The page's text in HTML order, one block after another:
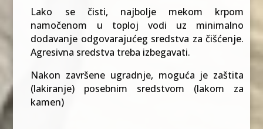
Lako se čisti, najbolje mekom krpom
namočenom u toploj vodi uz minimalno
dodavanje odgovarajućeg sredstva za čišćenje.
Agresivna sredstva treba izbegavati.
Nakon završene ugradnje, moguća je zaštita
(lakiranje) posebnim sredstvom (lakom za
kamen)